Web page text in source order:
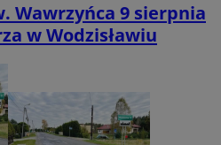
Wawrzyńca 9 sierpnia
w Wodzisławiu